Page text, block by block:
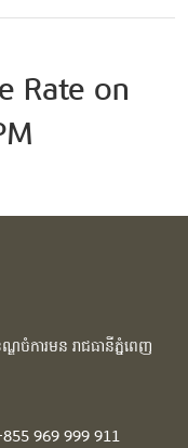
Rate on
ចំការមន រាជធានីភ្នំពេញ
969 999 911